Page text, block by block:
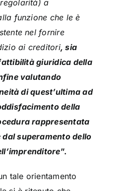
a
funzione che le è
nel fornire
ai creditori, sia
giuridica della
valutando
di quest’ultima ad
della
rappresentata
superamento dello
”.
tale orientamento